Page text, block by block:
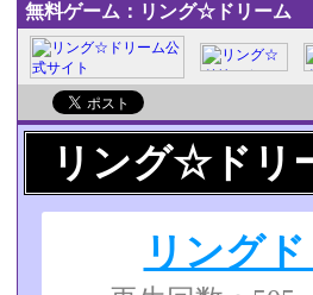
無料ゲーム：リング☆ドリーム
リング☆ドリ
リング